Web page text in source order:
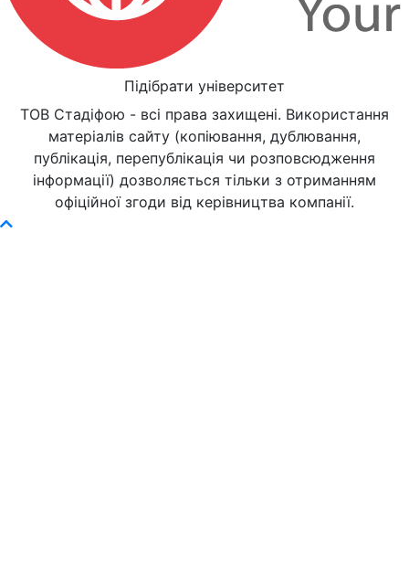
Підібрати університет
ТОВ Стадіфою - всі права захищені. Використання
матеріалів сайту (копіювання, дублювання,
публікація, перепублікація чи розповсюдження
інформації) дозволяється тільки з отриманням
офіційної згоди від керівництва компанії.